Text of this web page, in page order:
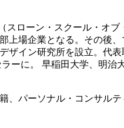
ローン・スクール・オ
場企業となる。その後
イン研究所を設立。代
に。 早稲田大学、明治
パーソナル・コンサル